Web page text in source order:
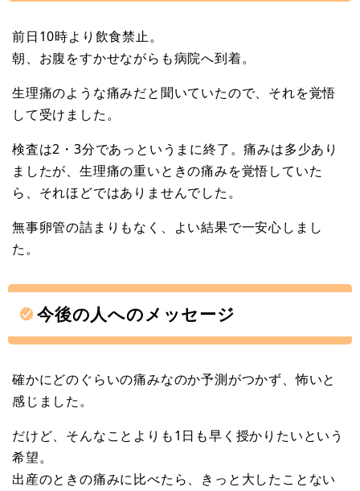
前日10時より飲食禁止。
朝、お腹をすかせながらも病院へ到着。
生理痛のような痛みだと聞いていたので、それを覚悟
して受けました。
検査は2・3分であっというまに終了。痛みは多少あり
ましたが、生理痛の重いときの痛みを覚悟していた
ら、それほどではありませんでした。
無事卵管の詰まりもなく、よい結果で一安心しまし
た。
今後の人へのメッセージ
確かにどのぐらいの痛みなのか予測がつかず、怖いと
感じました。
だけど、そんなことよりも1日も早く授かりたいという
希望。
出産のときの痛みに比べたら、きっと大したことない